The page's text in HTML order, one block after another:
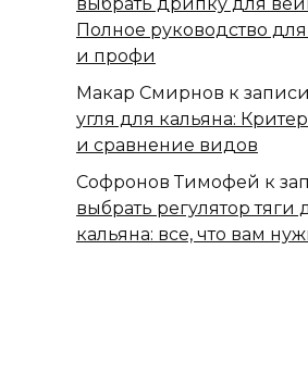
Полное руководство
и профи
Макар Смирнов к записи
угля для кальяна:
и сравнение видов
Софронов Тимофей к
выбрать регулятор тяги
кальяна: все, что вам